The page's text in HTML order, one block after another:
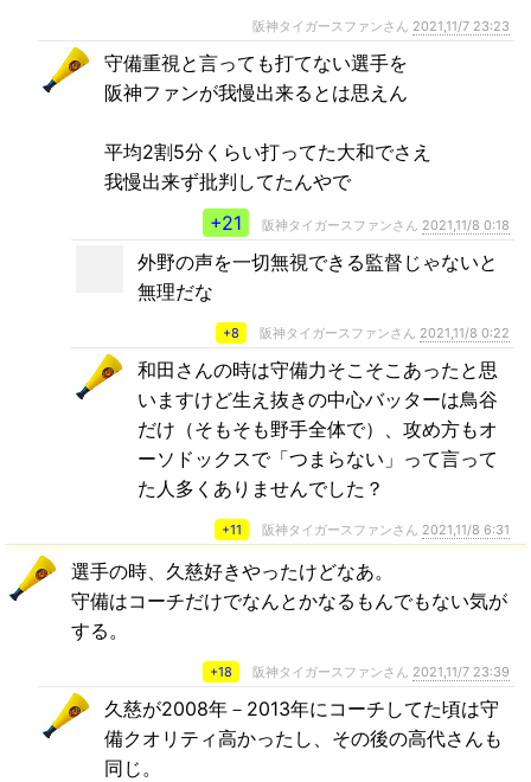
阪神タイガースファンさん 2021,11/7 23:23
守備重視と言っても打てない選手を
阪神ファンが我慢出来るとは思えん
平均2割5分くらい打ってた大和でさえ
我慢出来ず批判してたんやで
+21
阪神タイガースファンさん 2021,11/8 0:18
外野の声を一切無視できる監督じゃないと
無理だな
+8 阪神タイガースファンさん 2021,11/8 0:22
和田さんの時は守備力そこそこあったと思
いますけど生え抜きの中心バッターは鳥谷
だけ（そもそも野手全体で）、攻め方もオ
ーソドックスで「つまらない」って言って
た人多くありませんでした？
+11 阪神タイガースファンさん 2021,11/8 6:31
選手の時、久慈好きやったけどなあ。
守備はコーチだけでなんとかなるもんでもない気が
する。
+18 阪神タイガースファンさん 2021,11/7 23:39
久慈が2008年－2013年にコーチしてた頃は守
備クオリティ高かったし、その後の高代さんも
同じ。